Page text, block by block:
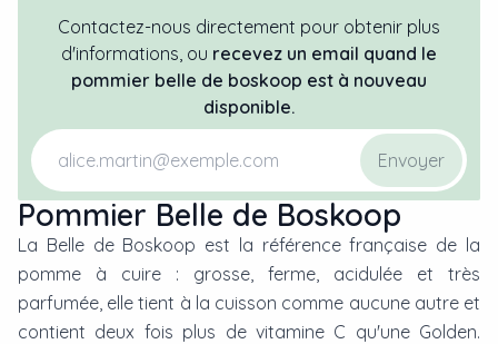
Contactez-nous directement pour obtenir plus
d'informations, ou recevez un email quand le
pommier belle de boskoop est à nouveau
disponible.
Envoyer
Pommier Belle de Boskoop
La Belle de Boskoop est la référence française de la
pomme à cuire : grosse, ferme, acidulée et très
parfumée, elle tient à la cuisson comme aucune autre et
contient deux fois plus de vitamine C qu'une Golden.